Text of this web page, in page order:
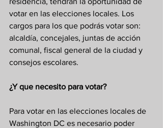
votar en las elecciones locales. Los
cargos para los que podrás votar son:
alcaldía, concejales, juntas de acción
comunal, fiscal general de la ciudad y
consejos escolares.
¿Y que necesito para votar?
Para votar en las elecciones locales de
Washington DC es necesario poder